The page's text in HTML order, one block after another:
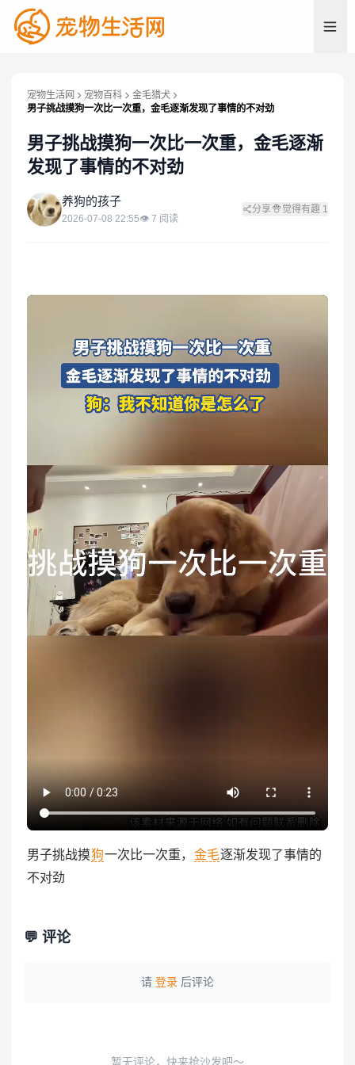
宠物生活网 宠物百科
金毛猎犬
男子挑战摸狗一次比一次重，金毛逐渐发现了事情的不对劲
男子挑战摸狗一次比一次重，金毛逐渐
发现了事情的不对劲
养 养狗的孩子
2026-07-08 22:55👁 7 阅读
分享 觉得有趣 1
男子挑战摸狗一次比一次重， 金毛逐渐发现了事情的
不对劲
💬 评论
请 登录 后评论
暂无评论，快来抢沙发吧～